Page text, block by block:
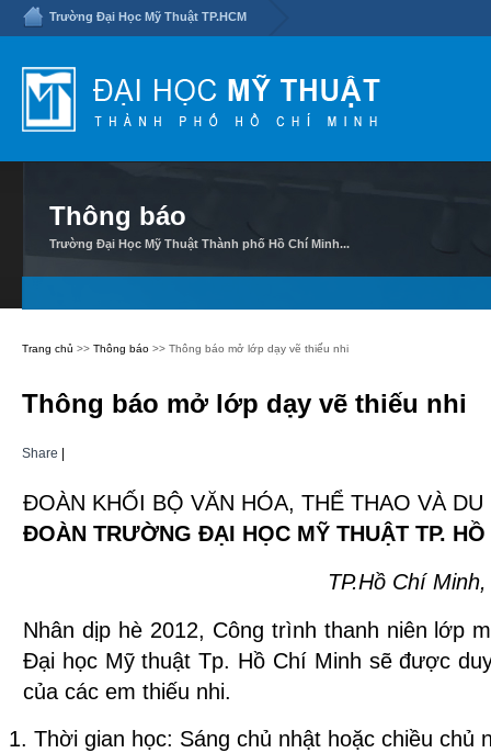
Trường Đại Học Mỹ Thuật TP.HCM
Thông báo
Trường Đại Học Mỹ Thuật Thành phố Hồ Chí Minh...
Trang chủ >> Thông báo >> Thông báo mở lớp dạy vẽ thiếu nhi
Thông báo mở lớp dạy vẽ thiếu nhi
Share
ĐOÀN KHỐI BỘ VĂN HÓA, THỂ THAO VÀ DU
ĐOÀN TRƯỜNG ĐẠI HỌC MỸ THUẬT TP. HỒ
TP.Hồ Chí
Nhân dịp hè 2012, Công trình thanh niên lớp
Đại học Mỹ thuật Tp. Hồ Chí Minh sẽ được
của các em thiếu nhi.
Thời gian học: Sáng chủ nhật hoặc chiều chủ